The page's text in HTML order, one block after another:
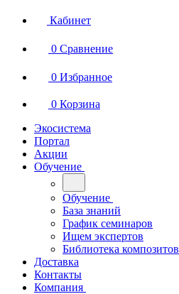
Кабинет
0 Сравнение
0 Избранное
0 Корзина
Экосистема
Портал
Акции
Обучение
Обучение
База знаний
График семинаров
Ищем экспертов
Библиотека композитов
Доставка
Контакты
Компания